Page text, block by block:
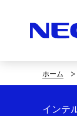
サ
イ
ホーム
インテ